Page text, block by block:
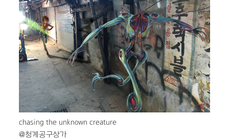
chasing the unknown creature
@청계공구상가